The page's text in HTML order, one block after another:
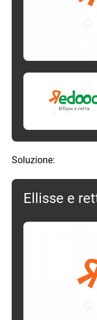
Soluzione:
Ellisse e